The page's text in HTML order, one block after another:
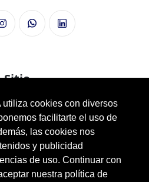
utiliza cookies con diversos
facilitarte el uso de
las cookies nos
y publicidad
de uso. Continuar con
nuestra política de
Sitio
Empresa
Óvalo
Usados
Posventa